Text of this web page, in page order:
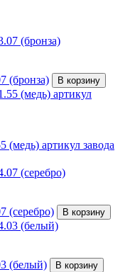
(бронза)
В корзину
артикул завода
(серебро)
В корзину
(белый)
В корзину